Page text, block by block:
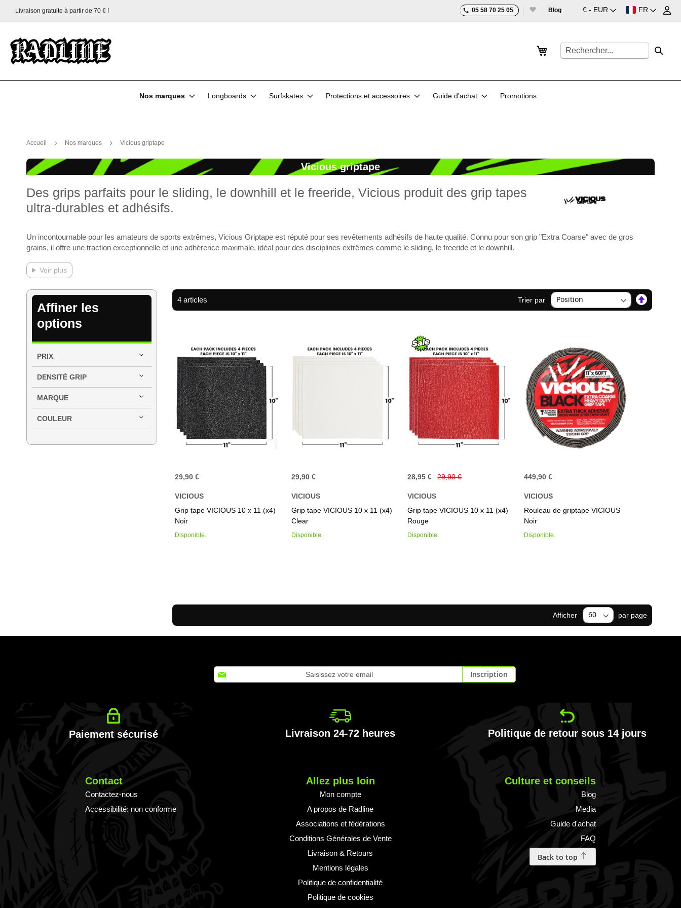
Allez
Devise
€ - EUR Langue
FR
Livraison gratuite à partir de 70 € ! 05 58 70 25 05 Blog
Mon panier
Rechercher
Nos marques Longboards Surfskates Protections et accessoires Guide d'achat Promotions
Accueil Nos marques Vicious griptape
Vicious griptape
Des grips parfaits pour le sliding, le downhill et le freeride, Vicious produit des grip tapes
ultra-durables et adhésifs.
Un incontournable pour les amateurs de sports extrêmes, Vicious Griptape est réputé pour ses revêtements adhésifs de haute qualité. Connu pour son grip "Extra Coarse" avec de gros
grains, il offre une traction exceptionnelle et une adhérence maximale, idéal pour des disciplines extrêmes comme le sliding, le freeride et le downhill.
Voir plus
4 articles Trier par
Par
ordre
29,90 €
VICIOUS
Grip tape VICIOUS 10 x 11 (x4)
Noir
Disponible.
29,90 €
VICIOUS
Grip tape VICIOUS 10 x 11 (x4)
Clear
Disponible.
28,95 € 29,90 €
VICIOUS
Grip tape VICIOUS 10 x 11 (x4)
Rouge
Disponible.
449,90 €
VICIOUS
Rouleau de griptape VICIOUS
Noir
Disponible.
Afficher par page
Affiner les
options
PRIX
DENSITÉ GRIP
MARQUE
COULEUR
Inscription
à
Inscription
Paiement sécurisé Livraison 24-72 heures Politique de retour sous 14 jours
Contact
Contactez-nous
Accessibilité: non conforme
Allez plus loin
Mon compte
A propos de Radline
Associations et fédérations
Conditions Générales de Vente
Livraison & Retours
Mentions légales
Politique de confidentialité
Politique de cookies
Culture et conseils
Blog
Media
Guide d'achat
FAQ
Back to top